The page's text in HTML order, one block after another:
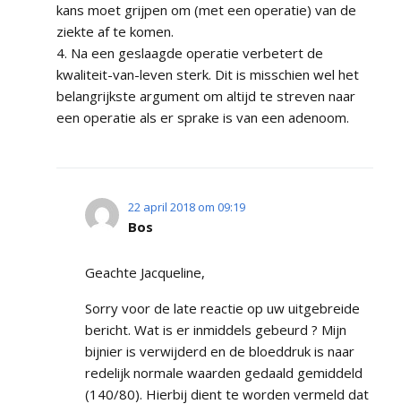
kans moet grijpen om (met een operatie) van de
ziekte af te komen.
4. Na een geslaagde operatie verbetert de
kwaliteit-van-leven sterk. Dit is misschien wel het
belangrijkste argument om altijd te streven naar
een operatie als er sprake is van een adenoom.
22 april 2018 om 09:19
Bos
Geachte Jacqueline,
Sorry voor de late reactie op uw uitgebreide
bericht. Wat is er inmiddels gebeurd ? Mijn
bijnier is verwijderd en de bloeddruk is naar
redelijk normale waarden gedaald gemiddeld
(140/80). Hierbij dient te worden vermeld dat